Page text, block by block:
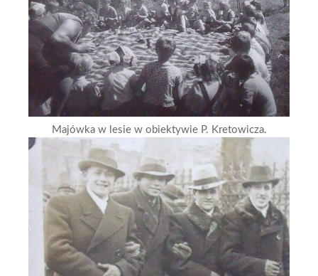
Majówka w lesie w obiektywie P. Kretowicza.